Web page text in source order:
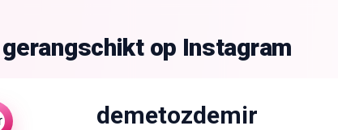
op Instagram
demetozdemir